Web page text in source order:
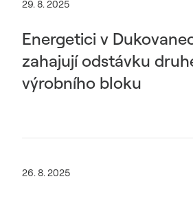
29. 8. 2025
Energetici v
zahajují odstávku
výrobního bloku
26. 8. 2025